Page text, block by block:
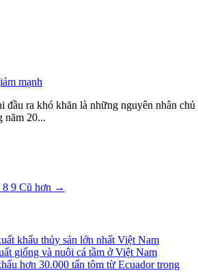
mạnh
đầu ra khó khăn là những nguyên nhân chủ
năm 20...
8 9 Cũ hơn →
khẩu thủy sản lớn nhất Việt Nam
giống và nuôi cá tầm ở Việt Nam
hơn 30.000 tấn tôm từ Ecuador trong